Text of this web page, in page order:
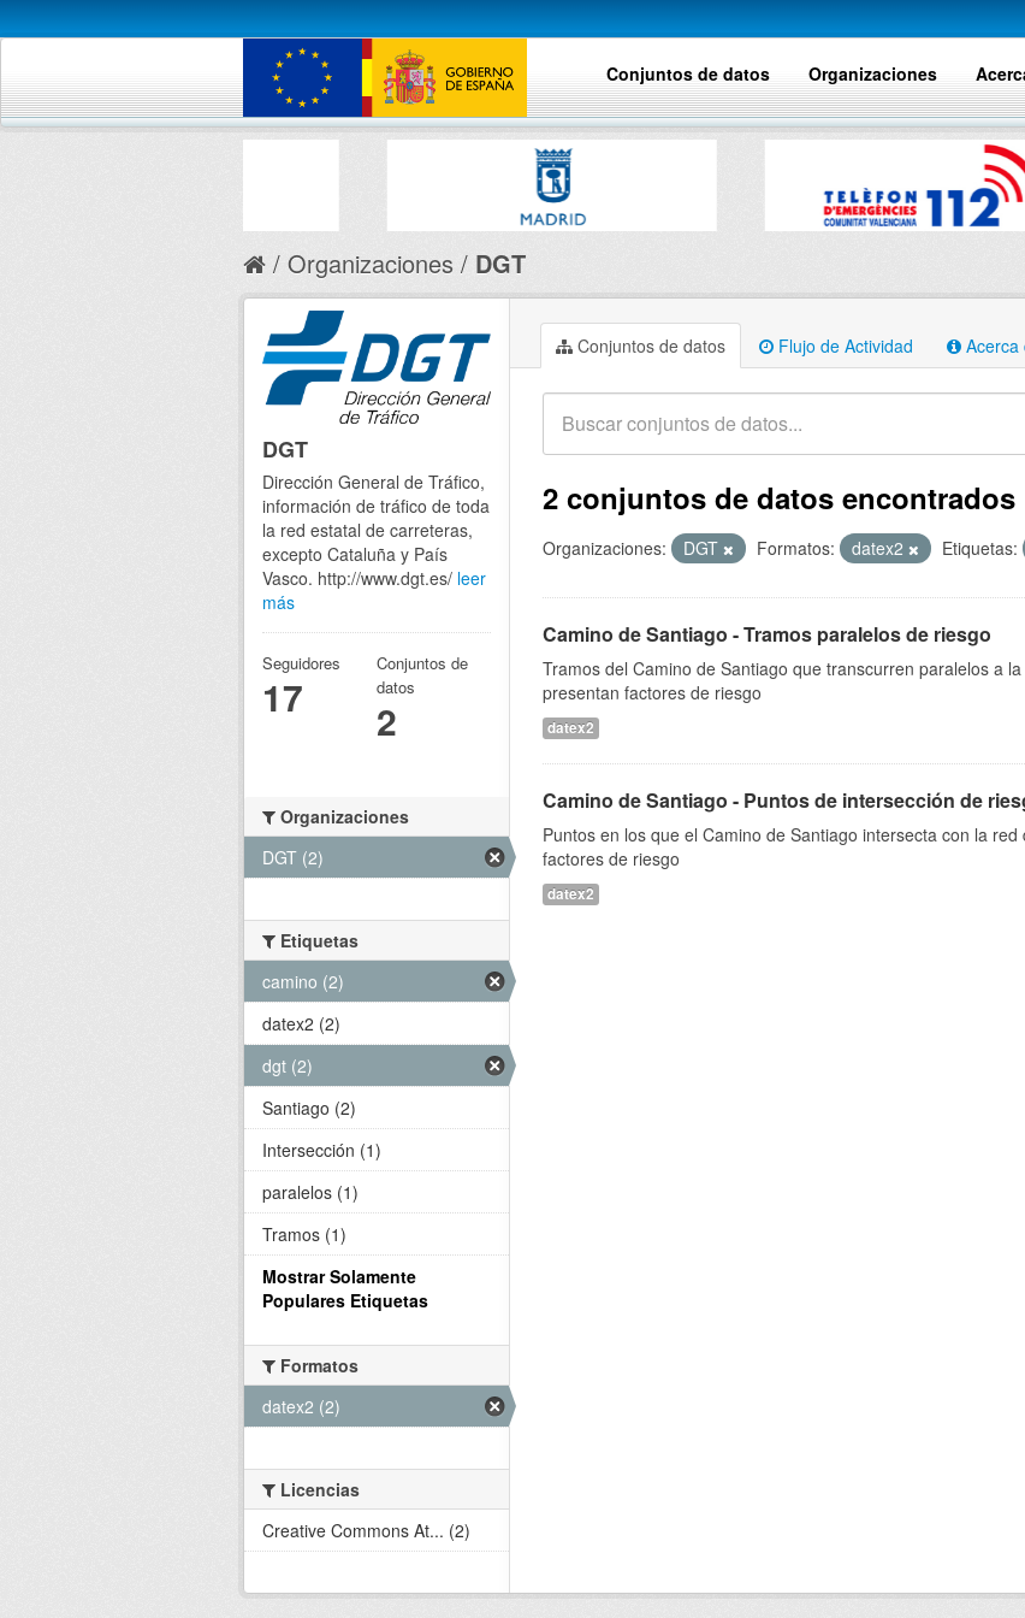
Conjuntos de datos Organizaciones
Organizaciones DGT
Conjuntos de datos Flujo de Actividad Acerca
2 conjuntos de datos encontrados
Organizaciones: DGT Formatos: datex2 Etiquetas:
Camino de Santiago - Tramos paralelos de riesgo
Tramos del Camino de Santiago que transcurren paralelos a
presentan factores de riesgo
datex2
Camino de Santiago - Puntos de intersección de
Puntos en los que el Camino de Santiago intersecta con la
factores de riesgo
datex2
DGT
Dirección General de Tráfico,
información de tráfico de toda
la red estatal de carreteras,
excepto Cataluña y País
Vasco. http://www.dgt.es/ leer
más
Seguidores
17
Conjuntos de
datos
2
Organizaciones
DGT (2)
Etiquetas
camino (2)
datex2 (2)
dgt (2)
Santiago (2)
Intersección (1)
paralelos (1)
Tramos (1)
Mostrar Solamente
Populares Etiquetas
Formatos
datex2 (2)
Licencias
Creative Commons At... (2)